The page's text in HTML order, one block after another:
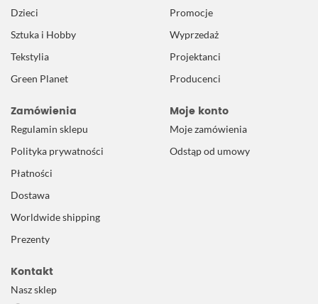
Dzieci
Sztuka i Hobby
Tekstylia
Green Planet
Promocje
Wyprzedaż
Projektanci
Producenci
Zamówienia
Regulamin sklepu
Polityka prywatności
Płatności
Dostawa
Worldwide shipping
Prezenty
Moje konto
Moje zamówienia
Odstąp od umowy
Kontakt
Nasz sklep